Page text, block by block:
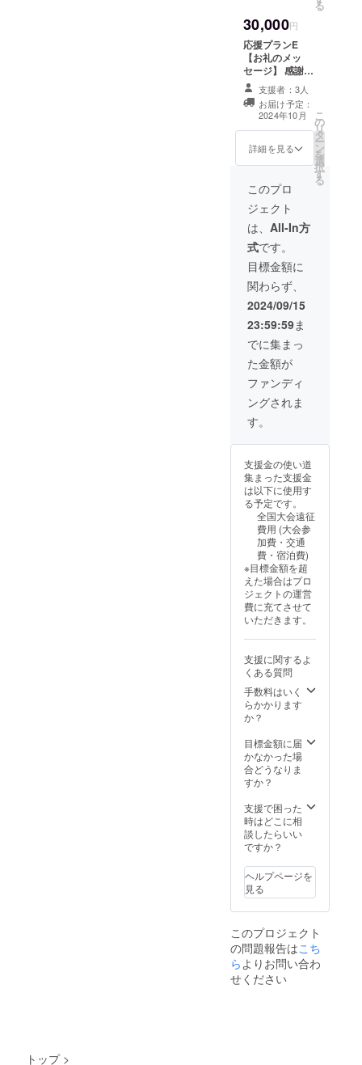
容になります。
る
30,000円
応援プランE
【お礼のメッ
セージ】 感謝の
気持ちを込め
て、お礼のメッ
セージをお送り
します。 1,000
円/ 3,000
円/5,000
円/30,000円のリ
ターンは同じ内
支援者：3人
お届け予定：
2024年10月
詳細を見る
こ
の
リ
タ
ー
ン
を
選
択
す
る
このプロ
ジェクト
は、 All-In方
式です。
目標金額に
関わらず、
2024/09/15
23:59:59ま
でに集まっ
た金額が
ファンディ
ングされま
す。
支援金の使い道
集まった支援金
は以下に使用す
る予定です。
全国大会遠征
費用 (大会参
加費・交通
費・宿泊費)
※目標金額を超
えた場合はプロ
ジェクトの運営
費に充てさせて
いただきます。
支援に関するよ
くある質問
手数料はいく
らかかります
か？
目標金額に届
かなかった場
合どうなりま
すか？
支援で困った
時はどこに相
談したらいい
ですか？
ヘルプページを
見る
このプロジェクト
の問題報告はこち
らよりお問い合わ
せください
トップ >